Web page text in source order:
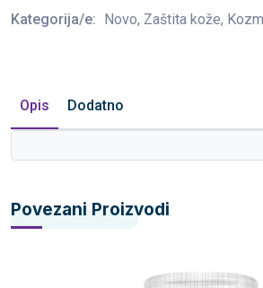
Kategorija/e: Novo, Zaštita kože,
Opis Dodatno
Povezani Proizvodi